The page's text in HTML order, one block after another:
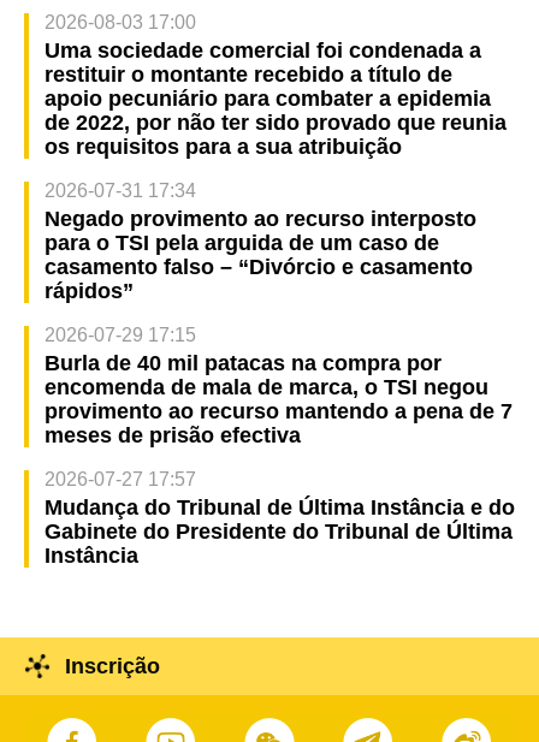
2026-08-03 17:00
Uma sociedade comercial foi condenada a
restituir o montante recebido a título de
apoio pecuniário para combater a epidemia
de 2022, por não ter sido provado que reunia
os requisitos para a sua atribuição
2026-07-31 17:34
Negado provimento ao recurso interposto
para o TSI pela arguida de um caso de
casamento falso – “Divórcio e casamento
rápidos”
2026-07-29 17:15
Burla de 40 mil patacas na compra por
encomenda de mala de marca, o TSI negou
provimento ao recurso mantendo a pena de 7
meses de prisão efectiva
2026-07-27 17:57
Mudança do Tribunal de Última Instância e do
Gabinete do Presidente do Tribunal de Última
Instância
Inscrição